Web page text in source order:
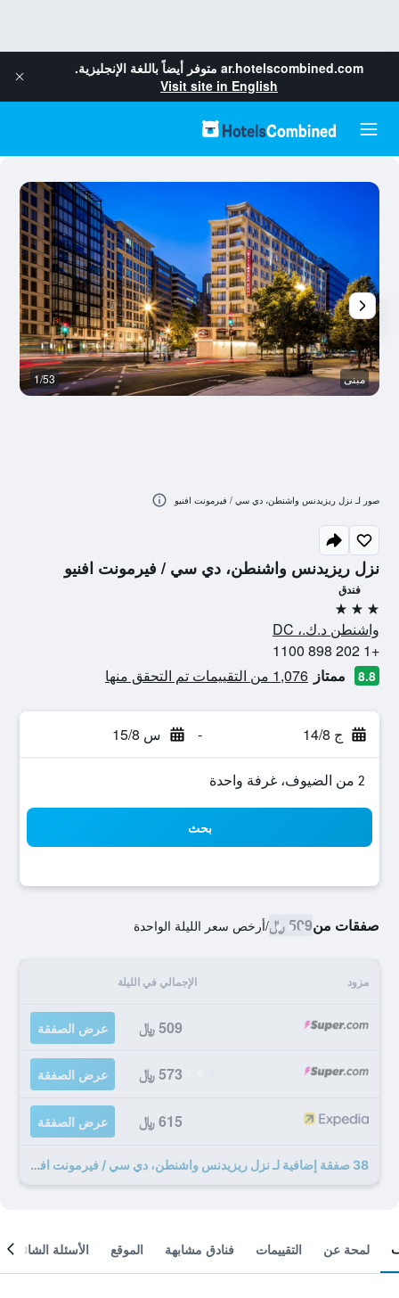
ar.hotelscombined.com متوفر أيضاً باللغة الإنجليزية.
Visit site in English
نزل ريزيدنس واشنطن، دي سي / فيرمونت افنيو
فندق
3 نجوم
واشنطن د.ك.، DC
+1 202 898 1100
8.8 ممتاز 1,076 من التقييمات تم التحقق منها
ج 14/8 - س 15/8
2 من الضيوف، غرفة واحدة
بحث
صفقات من509 ﷼ /أرخص سعر الليلة الواحدة
مزود الإجمالي في الليلة
509 ﷼ عرض الصفقة
573 ﷼ عرض الصفقة
615 ﷼ عرض الصفقة
38 صفقة إضافية لـ نزل ريزيدنس واشنطن، دي سي / فيرمونت افنيو
مبنى 1/53
صور لـ نزل ريزيدنس واشنطن، دي سي / فيرمونت افنيو
لمحة عن التقييمات فنادق مشابهة الموقع الأسئلة الشائعة